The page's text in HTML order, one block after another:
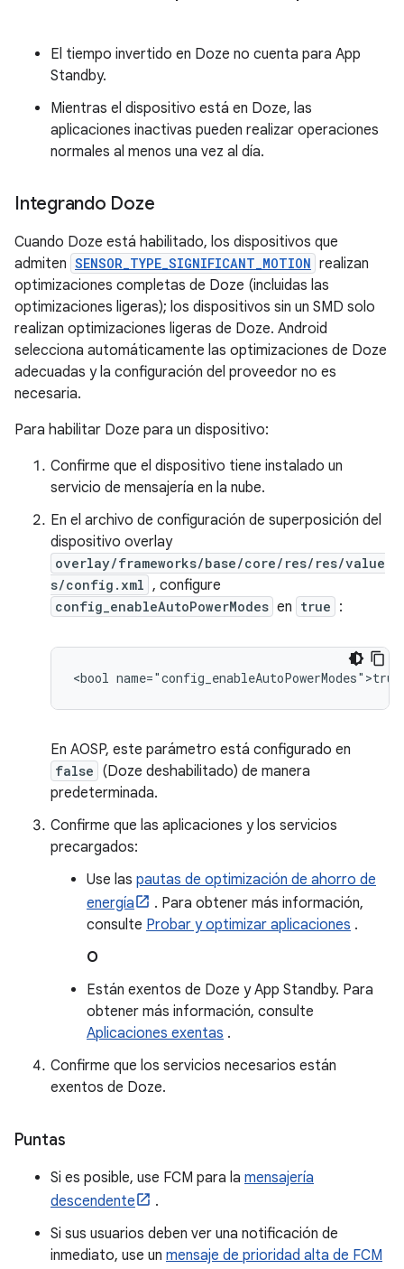
El tiempo invertido en Doze no cuenta para App
Standby.
Mientras el dispositivo está en Doze, las
aplicaciones inactivas pueden realizar operaciones
normales al menos una vez al día.
Integrando Doze
Cuando Doze está habilitado, los dispositivos que
admiten SENSOR_TYPE_SIGNIFICANT_MOTION realizan
optimizaciones completas de Doze (incluidas las
optimizaciones ligeras); los dispositivos sin un SMD solo
realizan optimizaciones ligeras de Doze. Android
selecciona automáticamente las optimizaciones de Doze
adecuadas y la configuración del proveedor no es
necesaria.
Para habilitar Doze para un dispositivo:
Confirme que el dispositivo tiene instalado un
servicio de mensajería en la nube.
En el archivo de configuración de superposición del
dispositivo overlay
overlay/frameworks/base/core/res/res/value
s/config.xml , configure
config_enableAutoPowerModes en true :
En AOSP, este parámetro está configurado en
false (Doze deshabilitado) de manera
predeterminada.
Confirme que las aplicaciones y los servicios
precargados:
Use las pautas de optimización de ahorro de
energía
. Para obtener más información,
consulte Probar y optimizar aplicaciones .
O
Están exentos de Doze y App Standby. Para
obtener más información, consulte
Aplicaciones exentas .
Confirme que los servicios necesarios están
exentos de Doze.
Puntas
Si es posible, use FCM para la mensajería
descendente
.
Si sus usuarios deben ver una notificación de
inmediato, use un mensaje de prioridad alta de FCM